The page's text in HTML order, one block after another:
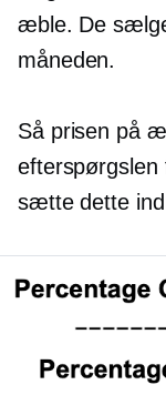
æble. De
måneden.
Så prisen på
efterspørgslen
sætte dette ind